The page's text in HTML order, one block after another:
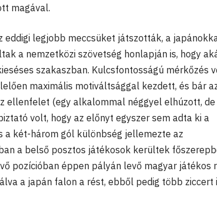
magával.
eddigi legjobb meccsüket játszották, a
a nemzetközi szövetség honlapján is, hogy
szakaszban. Kulcsfontosságú mérkőzés
maximális motiváltsággal kezdett, és bár
ellenfelet (egy alkalommal néggyel elhúzott, de
volt, hogy az előnyt egyszer sem adta ki a
a két-három gól különbség jellemezte az
a belső posztos játékosok kerültek
pozícióban éppen pályán levő magyar játékos
a japán falon a rést, ebből pedig több ziccert